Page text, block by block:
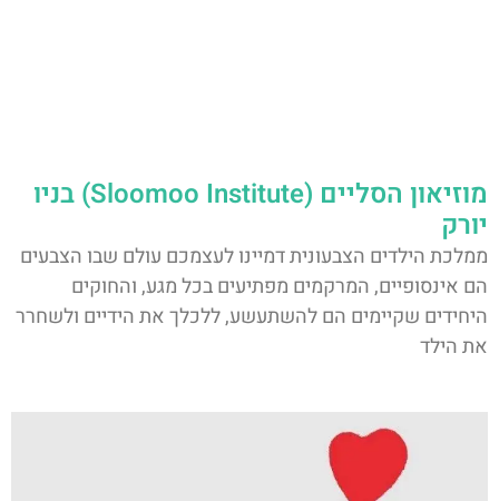
מוזיאון הסליים (Sloomoo Institute) בניו
יורק
ממלכת הילדים הצבעונית דמיינו לעצמכם עולם שבו הצבעים
הם אינסופיים, המרקמים מפתיעים בכל מגע, והחוקים
היחידים שקיימים הם להשתעשע, ללכלך את הידיים ולשחרר
את הילד